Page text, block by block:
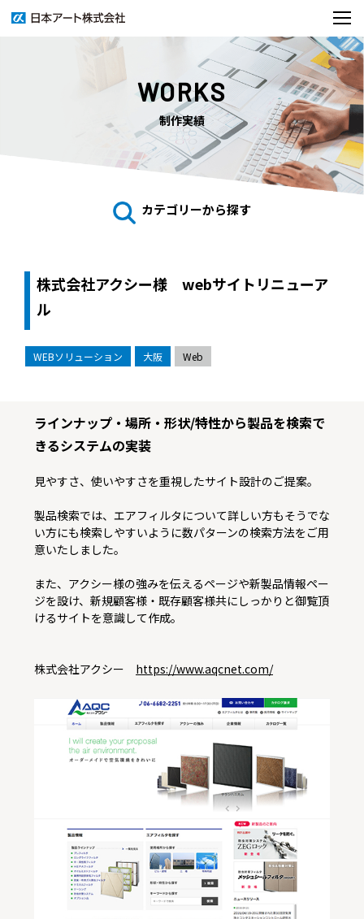
WORKS
制作実績
カテゴリーから探す
株式会社アクシー様 webサイトリニューア
ル
WEBソリューション 大阪 Web
ラインナップ・場所・形状/特性から製品を検索で
きるシステムの実装
見やすさ、使いやすさを重視したサイト設計のご提案。
製品検索では、エアフィルタについて詳しい方もそうでな
い方にも検索しやすいように数パターンの検索方法をご用
意いたしました。
また、アクシー様の強みを伝えるページや新製品情報ペー
ジを設け、新規顧客様・既存顧客様共にしっかりと御覧頂
けるサイトを意識して作成。
株式会社アクシー https://www.aqcnet.com/